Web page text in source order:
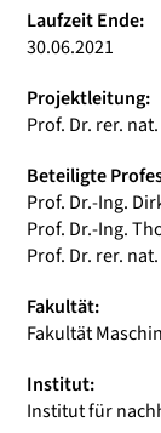
Laufzeit Ende:
30.06.2021
Projektleitung:
Prof. Dr. rer.
Beteiligte
Prof. Dr.-Ing.
Prof. Dr.-Ing.
Prof. Dr. rer.
Fakultät:
Fakultät
Institut:
Institut für